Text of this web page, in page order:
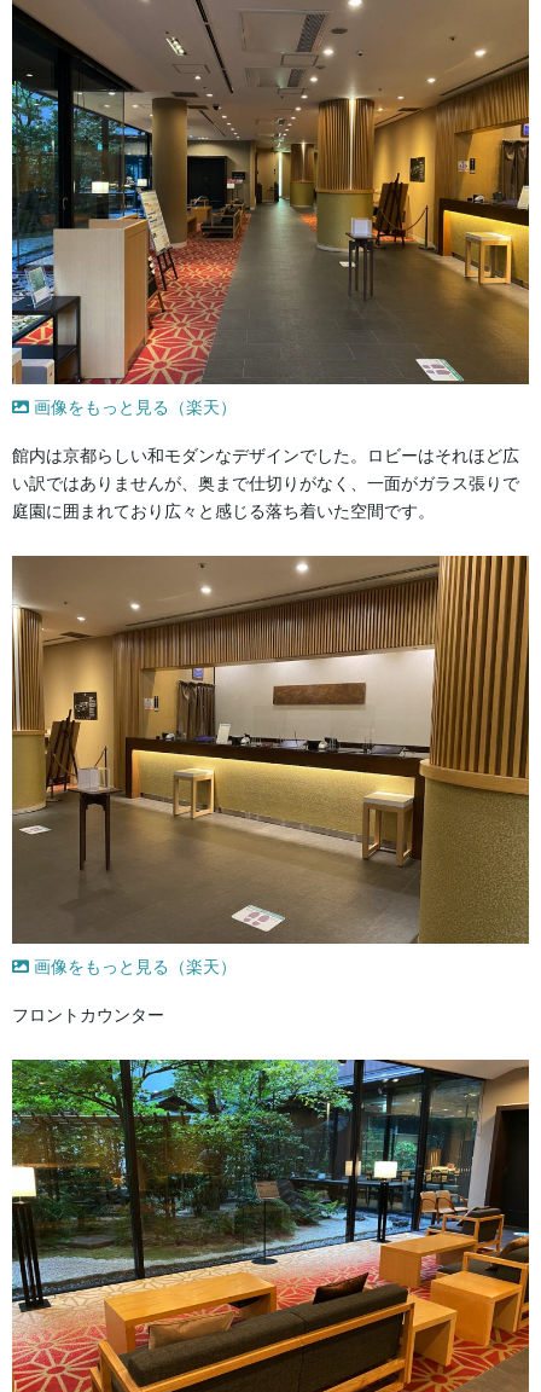
画像をもっと見る（楽天）
館内は京都らしい和モダンなデザインでした。ロビーはそれほど広
い訳ではありませんが、奥まで仕切りがなく、一面がガラス張りで
庭園に囲まれており広々と感じる落ち着いた空間です。
画像をもっと見る（楽天）
フロントカウンター